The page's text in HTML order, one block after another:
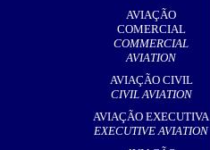
AVIAÇÃO
COMERCIAL
COMMERCIAL
AVIATION
AVIAÇÃO CIVIL
CIVIL AVIATION
AVIAÇÃO EXECUTIVA
EXECUTIVE AVIATION